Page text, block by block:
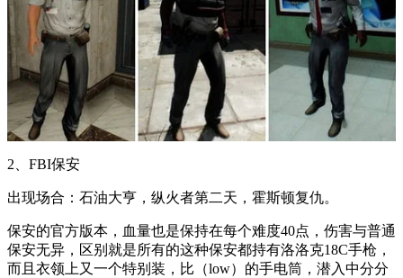
2、FBI保安
出现场合：石油大亨，纵火者第二天，霍斯顿复仇。
保安的官方版本，血量也是保持在每个难度40点，伤害与普通
保安无异，区别就是所有的这种保安都持有洛洛克18C手枪，
而且衣领上又一个特别装，比（low）的手电筒，潜入中分分